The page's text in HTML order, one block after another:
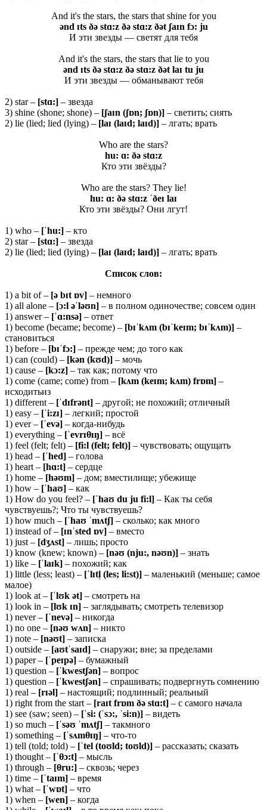
And it's the stars, the stars that shine for you
ənd ɪts ðə stɑ:z ðə stɑ:z ðət ʃaɪn fɔ: ju
И эти звезды — светят для тебя
And it's the stars, the stars that lie to you
ənd ɪts ðə stɑ:z ðə stɑ:z ðət laɪ tu ju
И эти звезды — обманывают тебя
2) star – [stɑ:] – звезда
3) shine (shone; shone) – [ʃaɪn (ʃɒn; ʃɒn)] – светить; сиять
2) lie (lied; lied (lying) – [laɪ (laɪd; laɪd)] – лгать; врать
Who are the stars?
hu: ɑ: ðə stɑ:z
Кто эти звёзды?
Who are the stars? They lie!
hu: ɑ: ðə stɑ:z ˈðeɪ laɪ
Кто эти звёзды? Они лгут!
1) who – [ˈhu:] – кто
2) star – [stɑ:] – звезда
2) lie (lied; lied (lying) – [laɪ (laɪd; laɪd)] – лгать; врать
Список слов:
1) a bit of – [ə bɪt ɒv] – немного
1) all alone – [ɔ:l əˈləʊn] – в полном одиночестве; совсем один
1) answer – [ˈɑ:nsə] – ответ
1) become (became; become) – [bɪˈkʌm (bɪˈkeɪm; bɪˈkʌm)] –
становиться
1) before – [bɪˈfɔ:] – прежде чем; до того как
1) can (could) – [kən (kʊd)] – мочь
1) cause – [kɔ:z] – так как; потому что
1) come (came; come) from – [kʌm (keɪm; kʌm) frɒm] –
исходитьиз
1) different – [ˈdɪfrənt] – другой; не похожий; отличный
1) easy – [ˈi:zɪ] – легкий; простой
1) ever – [ˈevə] – когда-нибудь
1) everything – [ˈevrɪθɪŋ] – всё
1) feel (felt; felt) – [fi:l (felt; felt)] – чувствовать; ощущать
1) head – [ˈhed] – голова
1) heart – [hɑ:t] – сердце
1) home – [həʊm] – дом; вместилище; убежище
1) how – [ˈhaʊ] – как
1) How do you feel? – [ˈhaʊ du ju fi:l] – Как ты себя
чувствуешь?; Что ты чувствуешь?
1) how much – [ˈhaʊ ˈmʌtʃ] – сколько; как много
1) instead of – [ɪnˈsted ɒv] – вместо
1) just – [dʒʌst] – лишь; просто
1) know (knew; known) – [nəʊ (nju:, nəʊn)] – знать
1) like – [ˈlaɪk] – похожий; как
1) little (less; least) – [ˈlɪtl̩ (les; li:st)] – маленький (меньше; самое
малое)
1) look at – [ˈlʊk ət] – смотреть на
1) look in – [lʊk ɪn] – заглядывать; смотреть телевизор
1) never – [ˈnevə] – никогда
1) no one – [nəʊ wʌn] – никто
1) note – [nəʊt] – записка
1) outside – [aʊtˈsaɪd] – снаружи; вне; за пределами
1) paper – [ˈpeɪpə] – бумажный
1) question – [ˈkwestʃən] – вопрос
1) question – [ˈkwestʃən] – спрашивать; подвергнуть сомнению
1) real – [rɪəl] – настоящий; подлинный; реальный
1) right from the start – [raɪt frɒm ðə stɑ:t] – с самого начала
1) see (saw; seen) – [ˈsi: (ˈsɔ:, ˈsi:n)] – видеть
1) so much – [ˈsəʊ ˈmʌtʃ] – такмного
1) something – [ˈsʌmθɪŋ] – что-то
1) tell (told; told) – [ˈtel (toʊld; toʊld)] – рассказать; сказать
1) thought – [ˈθɔ:t] – мысль
1) through – [θru:] – сквозь; через
1) time – [ˈtaɪm] – время
1) what – [ˈwɒt] – что
1) when – [wen] – когда